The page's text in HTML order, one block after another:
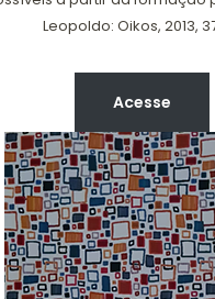
Leopoldo: Oikos, 2013,
Acesse